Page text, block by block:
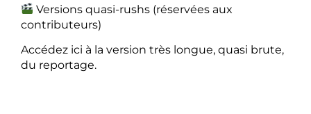
Versions quasi-rushs (réservées aux
contributeurs)
Accédez ici à la version très longue, quasi brute,
du reportage.